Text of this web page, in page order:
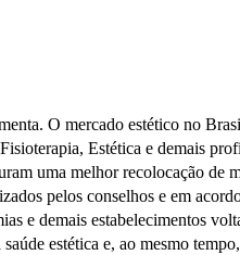
O mercado estético no
Estética e demais
uma melhor recolocação
pelos conselhos e em
e demais estabelecimentos
estética e, ao mesmo